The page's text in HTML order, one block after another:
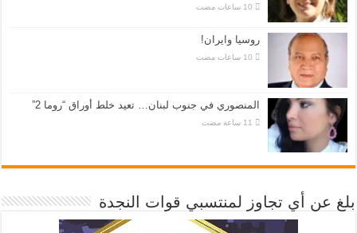
روسيا وايران!
المنصوري في جنوب لبنان… تعيد خلط أوراق “روما 2”
بلغ عن أي تجاوز لمنتسبي قوات النجدة